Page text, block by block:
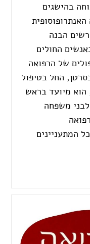
בהישגים
הבנה
החולים
של הרפואה
החל בטיפול
הוא מיועד בראש
משפחה
המתעניינים